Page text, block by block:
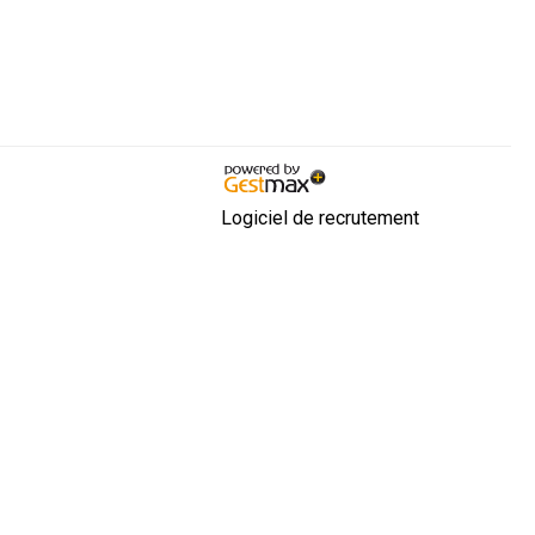
Logiciel de recrutement